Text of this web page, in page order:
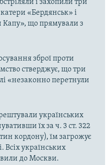
і захопили три
«Бердянськ» і
Капу», що прямували з
зброї проти
стверджує, що три
«незаконно перетнули
українських
їх за ч. 3 ст. 322
кордону), їм загрожує
Всіх українських
до Москви.